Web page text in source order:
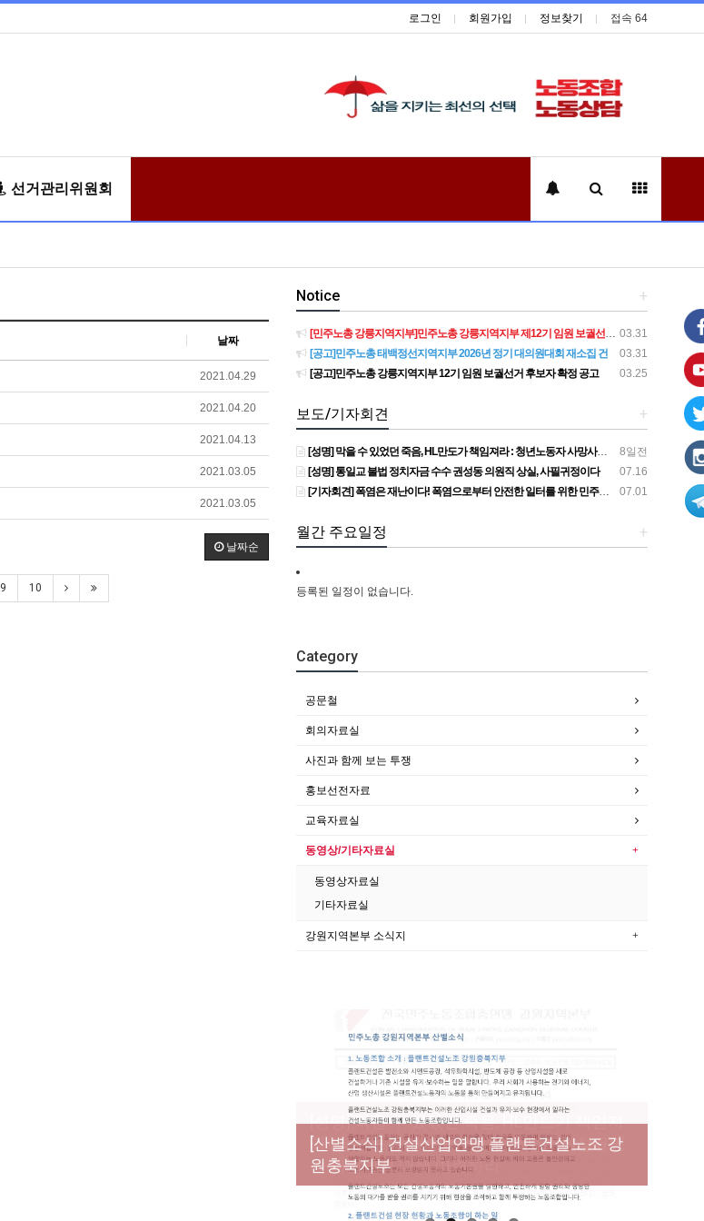
로그인 회원가입 정보찾기 접속 64
선거관리위원회
날짜
2021.04.29
2021.04.20
2021.04.13
2021.03.05
2021.03.05
날짜순
9 10
+
Notice
03.31
[민주노총 강릉지역지부]민주노총 강릉지역지부 제12기 임원 보궐선거결과 공고
03.31
[공고]민주노총 태백정선지역지부 2026년 정기 대의원대회 재소집 건
03.25
[공고]민주노총 강릉지역지부 12기 임원 보궐선거 후보자 확정 공고
+
보도/기자회견
8일전
[성명] 막을 수 있었던 죽음, HL만도가 책임져라 : 청년노동자 사망사고의 철저한 진상규명과 재발방지 대책 마련하라
07.16
[성명] 통일교 불법 정치자금 수수 권성동 의원직 상실, 사필귀정이다
07.01
[기자회견] 폭염은 재난이다! 폭염으로부터 안전한 일터를 위한 민주노총 강원지역본부 폭염감시단 선포 기자회견
+
월간 주요일정
등록된 일정이 없습니다.
Category
공문철
회의자료실
사진과 함께 보는 투쟁
홍보선전자료
교육자료실
동영상/기타자료실
동영상자료실
기타자료실
강원지역본부 소식지
[성명] 막을 수 있었던 죽음, HL만도가 책임져
라 : 청년노동자 사망사고의 철저한 진상규명
과 재발방지 대책 마련하라
[산별소식] 건설산업연맹 플랜트건설노조 강
원충북지부
[강릉,속초,원주,춘천] 폭염감시단 사업 이모저
모
[조합원☆인터뷰] 서비스연맹 전국학교비정
규직노동조합 강원지부 김유미 춘천지회장
[본부소식] 강원지역 노동자 합창단 모임